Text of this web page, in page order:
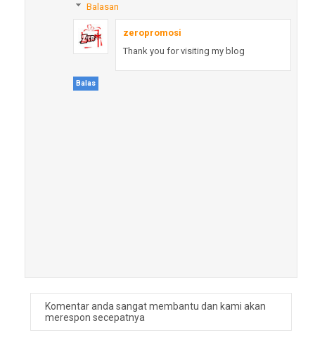
Balasan
zeropromosi
Thank you for visiting my blog
Balas
Komentar anda sangat membantu dan kami akan
merespon secepatnya